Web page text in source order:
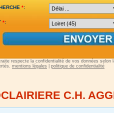
*:
*:
respecte la confidentialité de vos données selon
mentions légales politique de confidentialité
C.H.